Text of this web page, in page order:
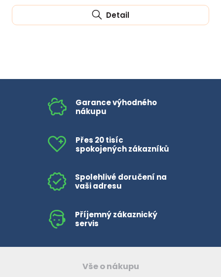
Detail
Garance výhodného
nákupu
Přes 20 tisíc
spokojených zákazníků
Spolehlivé doručení na
vaši adresu
Příjemný zákaznický
servis
Vše o nákupu